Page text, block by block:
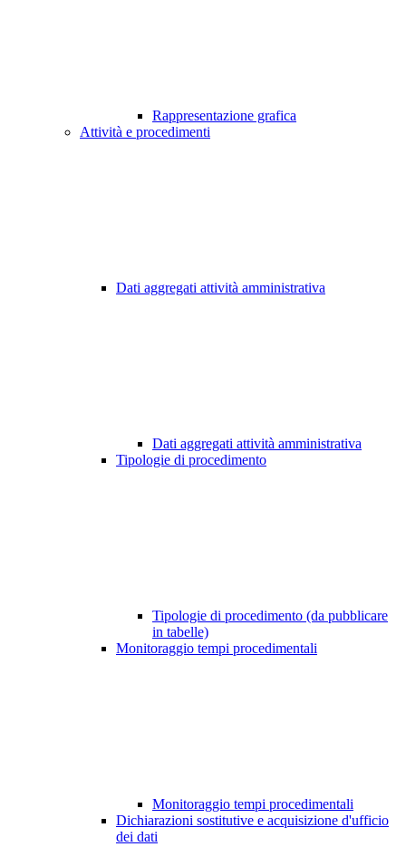
Rappresentazione grafica
Attività e procedimenti
Dati aggregati attività amministrativa
Dati aggregati attività amministrativa
Tipologie di procedimento
Tipologie di procedimento (da pubblicare
in tabelle)
Monitoraggio tempi procedimentali
Monitoraggio tempi procedimentali
Dichiarazioni sostitutive e acquisizione d'ufficio
dei dati